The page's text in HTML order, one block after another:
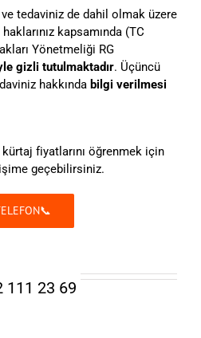
tedaviniz de dahil olmak üzere
kapsamında (TC
Yönetmeliği RG
gizli tutulmaktadır. Üçüncü
hakkında bilgi verilmesi
fiyatlarını öğrenmek için
geçebilirsiniz.
111 23 69